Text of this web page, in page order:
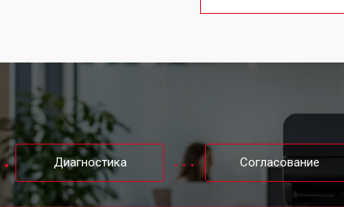
от
Диагностика Согласование